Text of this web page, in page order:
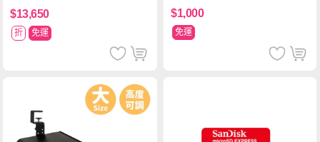
$13,650
折 免運
$1,000
免運